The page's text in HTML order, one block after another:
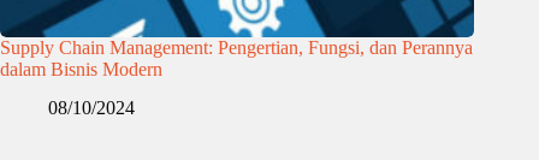
Supply Chain Management: Pengertian, Fungsi, dan Perannya
dalam Bisnis Modern
08/10/2024